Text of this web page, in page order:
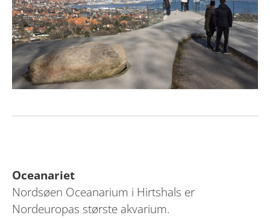
Oceanariet
Nordsøen Oceanarium i Hirtshals er
Nordeuropas største akvarium.